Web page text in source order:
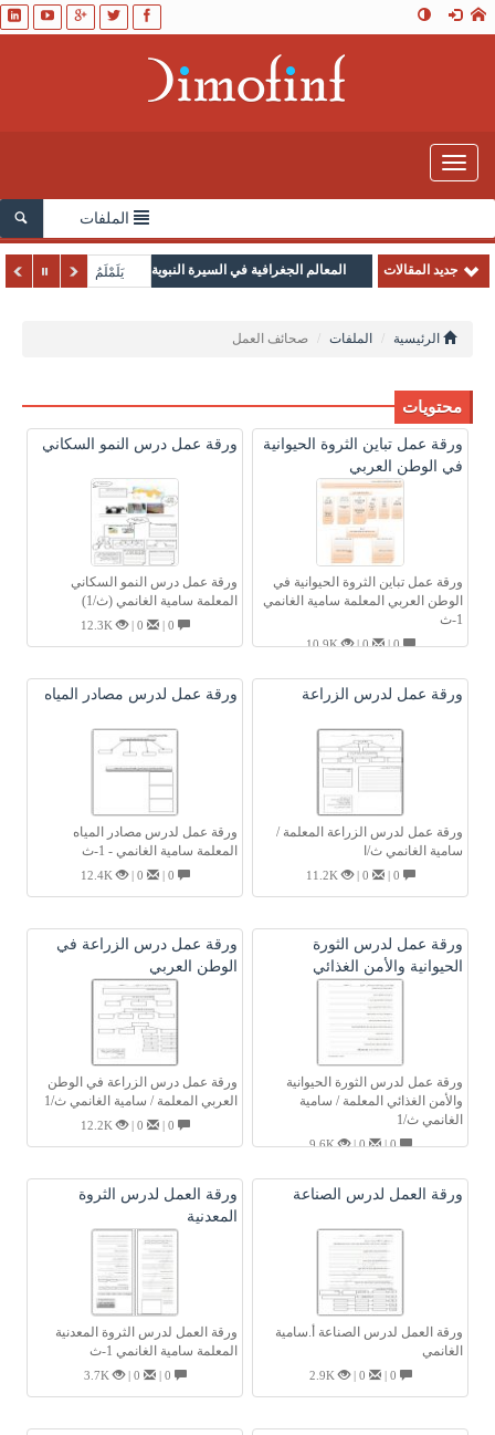
Toggle
navigation
الملفات
جديد المقالات المعالم الجغرافية في السيرة النبوية يَلَمْلَمُ
الرئيسية الملفات صحائف العمل
محتويات
ورقة عمل تباين الثروة الحيوانية
في الوطن العربي
ورقة عمل تباين الثروة الحيوانية في
الوطن العربي المعلمة سامية الغانمي
1-ث
0 |
0 |
10.9K
ورقة عمل درس النمو السكاني
ورقة عمل درس النمو السكاني
المعلمة سامية الغانمي (ث/1)
12.3K
ورقة عمل لدرس الزراعة
ورقة عمل لدرس الزراعة المعلمة /
سامية الغانمي ث/ا
11.2K
ورقة عمل لدرس مصادر المياه
ورقة عمل لدرس مصادر المياه
المعلمة سامية الغانمي - 1-ث
12.4K
ورقة عمل لدرس الثورة
الحيوانية والأمن الغذائي
ورقة عمل لدرس الثورة الحيوانية
والأمن الغذائي المعلمة / سامية
الغانمي ث/1
0 |
0 |
9.6K
ورقة عمل درس الزراعة في
الوطن العربي
ورقة عمل درس الزراعة في الوطن
العربي المعلمة / سامية الغانمي ث/1
12.2K
ورقة العمل لدرس الصناعة
ورقة العمل لدرس الصناعة أ.سامية
الغانمي
2.9K
ورقة العمل لدرس الثروة
المعدنية
ورقة العمل لدرس الثروة المعدنية
المعلمة سامية الغانمي 1-ث
3.7K